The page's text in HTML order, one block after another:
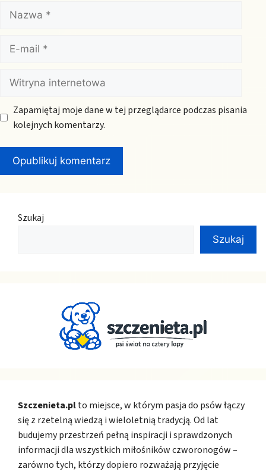
Nazwa
mail
Witryna
internetowa
Zapamiętaj moje dane w tej przeglądarce podczas pisania
kolejnych komentarzy.
Szukaj
Szukaj
Szczenieta.plto miejsce, w którym pasja do psów łączy
się z rzetelną wiedzą i wieloletnią tradycją. Od lat
budujemy przestrzeń pełną inspiracji i sprawdzonych
informacji dla wszystkich miłośników czworonogów –
zarówno tych, którzy dopiero rozważają przyjęcie